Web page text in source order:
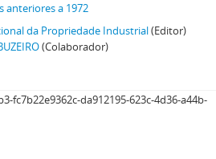
anteriores a 1972
da Propriedade Industrial(Editor)
(Colaborador)
fc7b22e9362c-da912195-623c-4d36-a44b-